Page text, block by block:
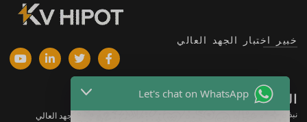
خبير اختبار الجهد العالي
الشركة
نبذة عنا
المنتجات
معدات اختبار الجهد العالي
Let's chat on WhatsApp